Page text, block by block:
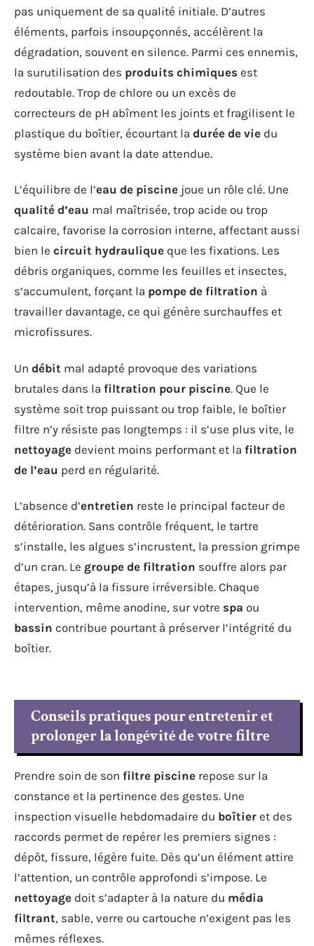
pas uniquement de sa qualité initiale. D’autres
éléments, parfois insoupçonnés, accélèrent la
dégradation, souvent en silence. Parmi ces ennemis,
la surutilisation des produits chimiques est
redoutable. Trop de chlore ou un excès de
correcteurs de pH abîment les joints et fragilisent le
plastique du boîtier, écourtant la durée de vie du
système bien avant la date attendue.
L’équilibre de l’eau de piscine joue un rôle clé. Une
qualité d’eau mal maîtrisée, trop acide ou trop
calcaire, favorise la corrosion interne, affectant aussi
bien le circuit hydraulique que les fixations. Les
débris organiques, comme les feuilles et insectes,
s’accumulent, forçant la pompe de filtration à
travailler davantage, ce qui génère surchauffes et
microfissures.
Un débit mal adapté provoque des variations
brutales dans la filtration pour piscine. Que le
système soit trop puissant ou trop faible, le boîtier
filtre n’y résiste pas longtemps : il s’use plus vite, le
nettoyage devient moins performant et la filtration
de l’eau perd en régularité.
L’absence d’entretien reste le principal facteur de
détérioration. Sans contrôle fréquent, le tartre
s’installe, les algues s’incrustent, la pression grimpe
d’un cran. Le groupe de filtration souffre alors par
étapes, jusqu’à la fissure irréversible. Chaque
intervention, même anodine, sur votre spa ou
bassin contribue pourtant à préserver l’intégrité du
boîtier.
Conseils pratiques pour entretenir et
prolonger la longévité de votre filtre
Prendre soin de son filtre piscine repose sur la
constance et la pertinence des gestes. Une
inspection visuelle hebdomadaire du boîtier et des
raccords permet de repérer les premiers signes :
dépôt, fissure, légère fuite. Dès qu’un élément attire
l’attention, un contrôle approfondi s’impose. Le
nettoyage doit s’adapter à la nature du média
filtrant, sable, verre ou cartouche n’exigent pas les
mêmes réflexes.